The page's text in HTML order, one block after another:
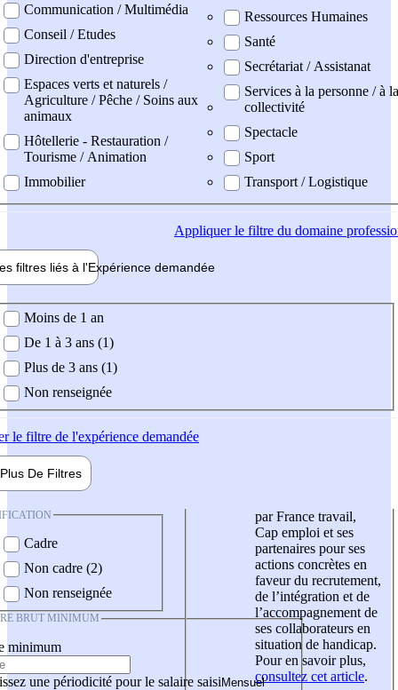
Communication / Multimédia
Conseil / Etudes
Direction d'entreprise
Espaces verts et naturels /
Agriculture / Pêche / Soins aux
animaux
Hôtellerie - Restauration /
Tourisme / Animation
Immobilier
Ressources Humaines
Santé
Secrétariat / Assistanat
Services à la personne / à la
collectivité
Spectacle
Sport
Transport / Logistique
Appliquerle filtre du domaine
filtres liés à l'Expérience demandée
demandée
Moins de 1 an
De 1 à 3 ans (1)
Plus de 3 ans (1)
Non renseignée
le filtre de l'expérience demandée
Plus De Filtres
Cadre
Non cadre (2)
Non renseignée
BRUT MINIMUM
minimum
une périodicité pour le salaire saisi
par France travail,
Cap emploi et ses
partenaires pour ses
actions concrètes en
faveur du recrutement,
de l’intégration et de
l’accompagnement de
ses collaborateurs en
situation de handicap.
Pour en savoir plus,
consultez cet article.